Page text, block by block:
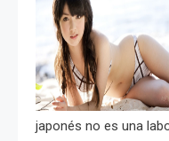
japonés no es una